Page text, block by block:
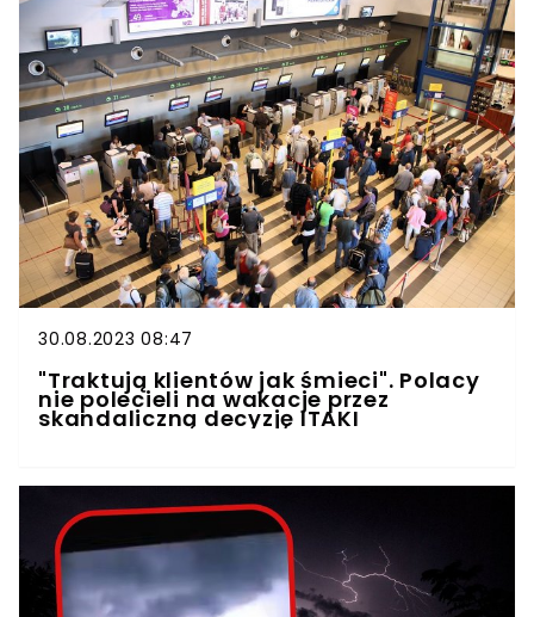
30.08.2023 08:47
"Traktują klientów jak śmieci". Polacy
nie polecieli na wakacje przez
skandaliczną decyzję ITAKI